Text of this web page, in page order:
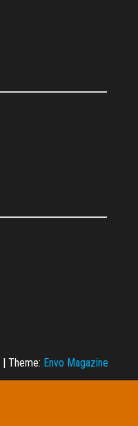
Theme: Envo Magazine